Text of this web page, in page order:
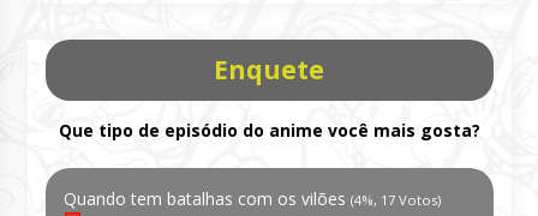
Enquete
Que tipo de episódio do anime você mais gosta?
Quando tem batalhas com os vilões (4%, 17 Votos)